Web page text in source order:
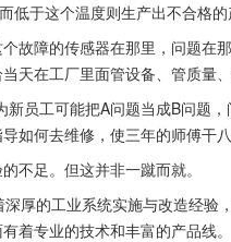
于这个温度则生产出不合格的
故障的传感器在那里，问题在
天在工厂里面管设备、管质量
员工可能把A问题当成B问题
如何去维修，使三年的师傅干八
不足。但这并非一蹴而就。
厚的工业系统实施与改造经验
着专业的技术和丰富的产品线。